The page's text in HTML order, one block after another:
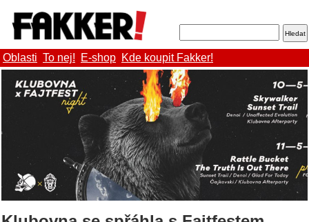
Oblasti To nej! E-shop Kde koupit Fakker!